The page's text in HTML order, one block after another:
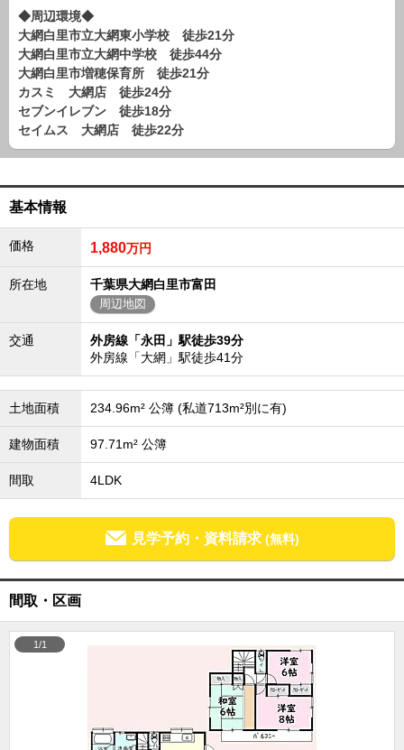
◆周辺環境◆
大網白里市立大網東小学校 徒歩21分
大網白里市立大網中学校 徒歩44分
大網白里市増穂保育所 徒歩21分
カスミ 大網店 徒歩24分
セブンイレブン 徒歩18分
セイムス 大網店 徒歩22分
基本情報
価格 1,880万円
所在地 千葉県大網白里市富田
周辺地図
交通
外房線「永田」駅徒歩39分
外房線「大網」駅徒歩41分
土地面積 234.96m² 公簿 (私道713m²別に有)
建物面積 97.71m² 公簿
間取 4LDK
見学予約・資料請求 (無料)
間取・区画
1/1
エリアから探す
路線から探す
中古一戸建
エリアから探す
路線から探す
マンション
エリアから探す
土 地
エリアから探す
路線から探す
エリアから物件検索
松戸･柏方面エリア
松戸･柏方面エリアのマンション
松戸･柏方面エリアの土地
成田･銚子方面エリア
成田･銚子方面エリアの中古一戸建
成田･銚子方面エリアのマンション
成田･銚子方面エリアの土地
四街道･佐倉･八千代方面エリア
四街道･佐倉･八千代方面エリアのマンション
船橋･市川･浦安方面エリア
船橋･市川･浦安方面エリアの新築一戸建
船橋･市川･浦安方面エリアの中古一戸建
船橋･市川･浦安方面エリアのマンション